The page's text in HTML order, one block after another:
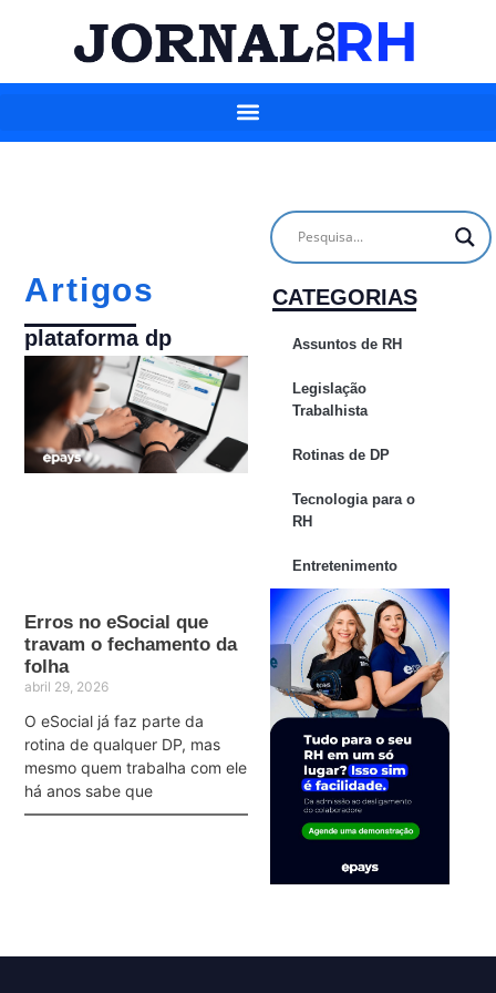
Artigos
plataforma dp
Erros no eSocial que
travam o fechamento da
folha
abril 29, 2026
O eSocial já faz parte da
rotina de qualquer DP, mas
mesmo quem trabalha com ele
há anos sabe que
CATEGORIAS
Assuntos de RH
Legislação
Trabalhista
Rotinas de DP
Tecnologia para o
RH
Entretenimento